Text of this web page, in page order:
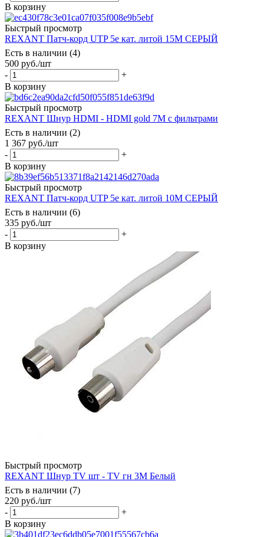
В корзину
Быстрый просмотр
REXANT Патч-корд UTP 5e кат. литой 15М СЕРЫЙ
Есть в наличии (4)
500 руб./шт
-
+
В корзину
Быстрый просмотр
REXANT Шнур HDMI - HDMI gold 7М с фильтрами
Есть в наличии (2)
1 367 руб./шт
-
+
В корзину
Быстрый просмотр
REXANT Патч-корд UTP 5e кат. литой 10М СЕРЫЙ
Есть в наличии (6)
335 руб./шт
-
+
В корзину
Быстрый просмотр
REXANT Шнур TV шт - TV гн 3М Белый
Есть в наличии (7)
220 руб./шт
-
+
В корзину